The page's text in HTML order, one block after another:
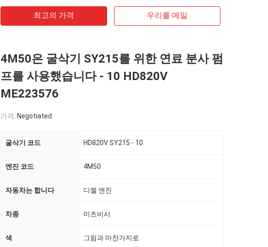
최고의 가격 우리를 메일
4M50은 굴삭기 SY215를 위한 연료 분사 펌
프를 사용했습니다 - 10 HD820V
ME223576
가격: Negotiated
굴삭기 코드 HD820V SY215 - 10
엔진 코드 4M50
자동차는 합니다 디젤 엔진
차종 미츠비시
색 그림과 마찬가지로